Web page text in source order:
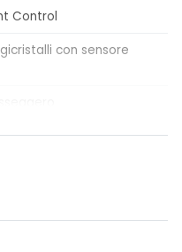
Control
con sensore
e posteriori
lato conducente
LKA